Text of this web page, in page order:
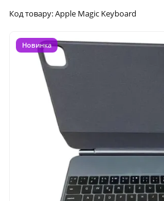
Код товару: Apple Magic Keyboard
Новинка